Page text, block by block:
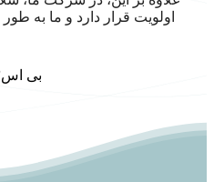
اولویت قرار دارد و ما به